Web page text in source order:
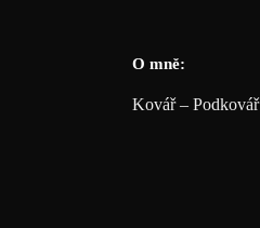
O mně:
Kovář – Podkovář